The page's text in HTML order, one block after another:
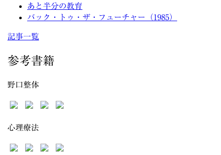
あと半分の教育
バック・トゥ・ザ・フューチャー（1985）
記事一覧
参考書籍
野口整体
心理療法